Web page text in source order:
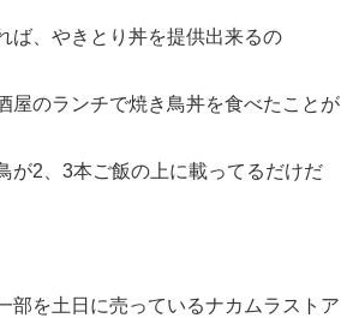
ば、やきとり丼を提供出来るの
屋のランチで焼き鳥丼を食べたことが
が2、3本ご飯の上に載ってるだけだ
部を土日に売っているナカムラストア